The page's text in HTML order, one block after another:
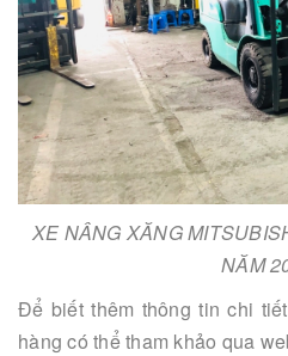
XE NÂNG XĂNG
NĂM
Để biết thêm thông tin chi
hàng có thể tham khảo qua